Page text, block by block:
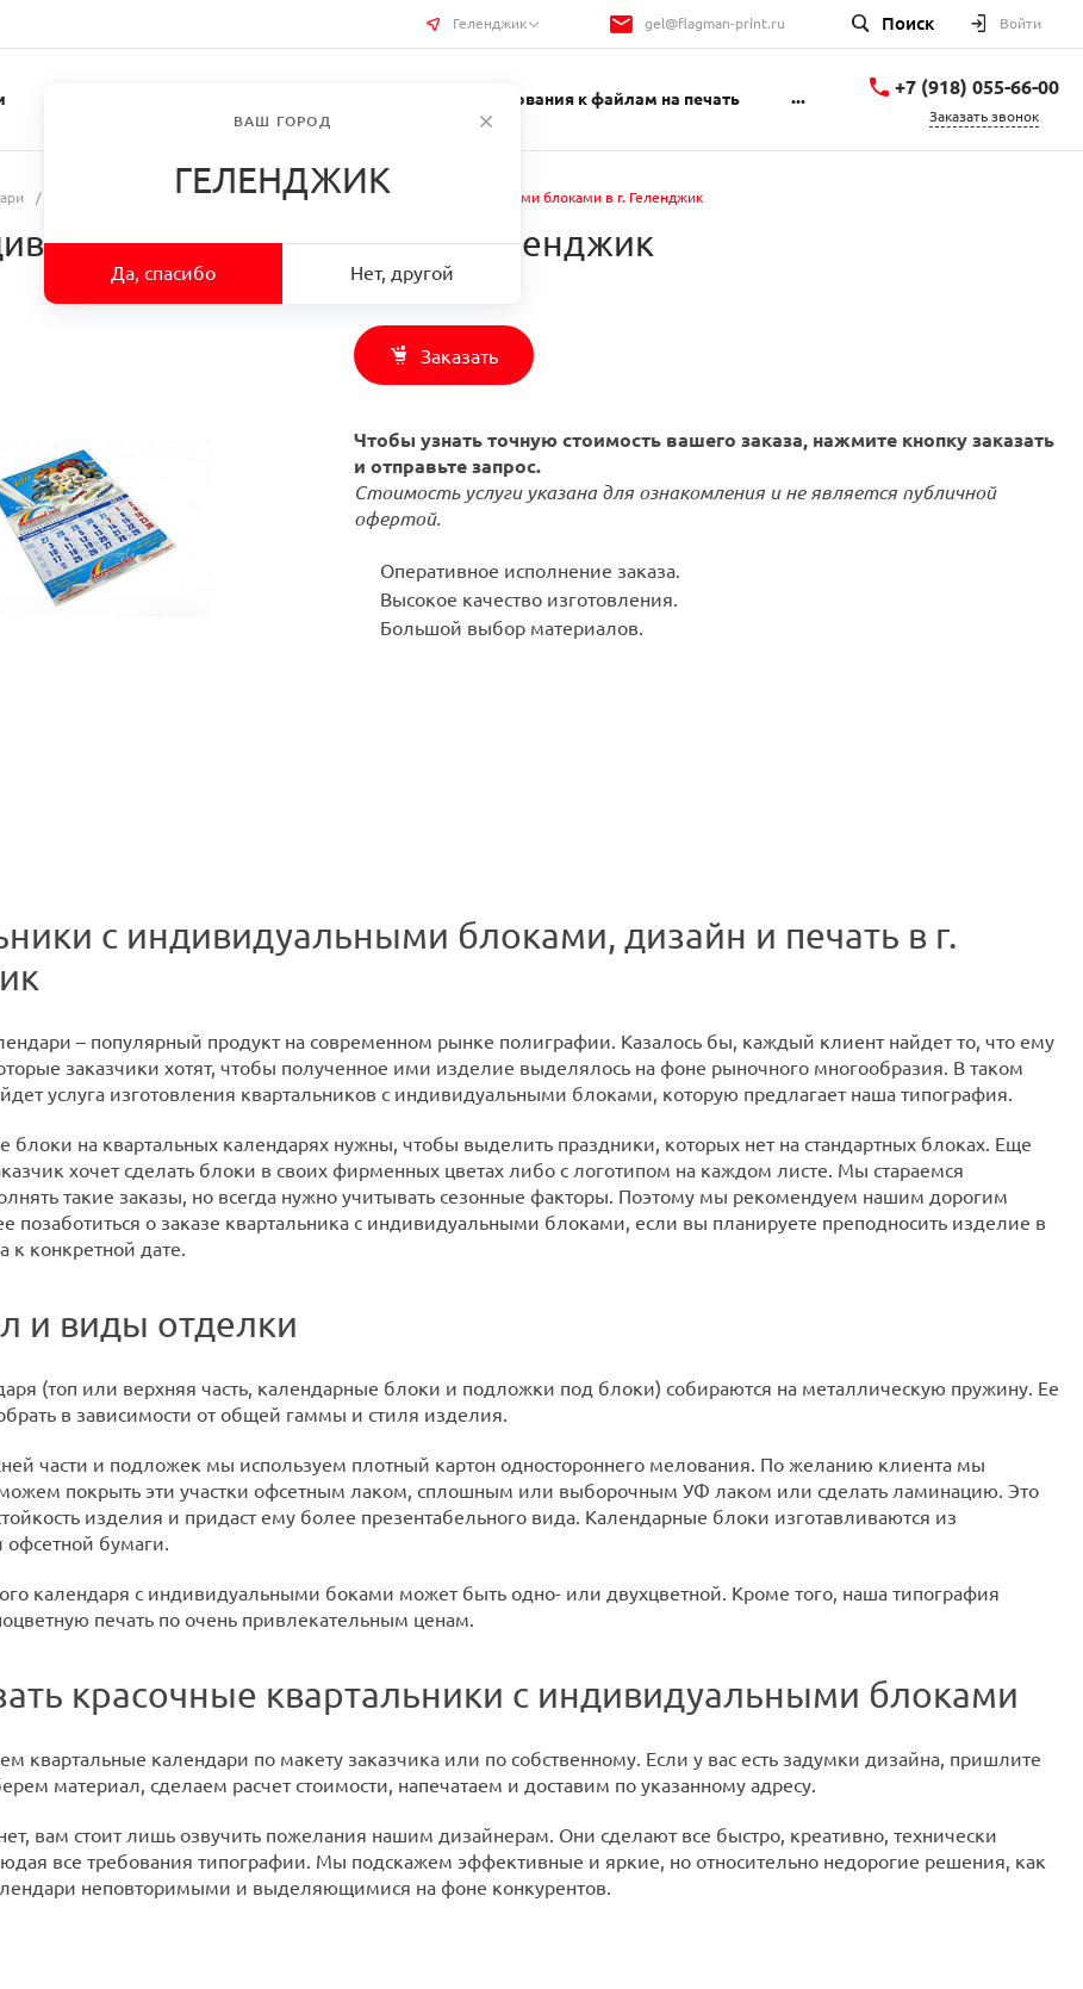
Геленджик gel@flagman-print.ru Поиск Войти
Требования к файлам на печать ... +7 (918) 055-66-00
Заказать звонок
/ Квартальные календари / Заказать Квартальники с индивидульными блоками в г. Геленджик
блоками в г. Геленджик
Заказать
Чтобы узнать точную стоимость вашего заказа, нажмите кнопку заказать
и отправьте запрос.
Стоимость услуги указана для ознакомления и не является публичной
офертой.
Оперативное исполнение заказа.
Высокое качество изготовления.
Большой выбор материалов.
с индивидуальными блоками, дизайн и печать в г.
– популярный продукт на современном рынке полиграфии. Казалось бы, каждый клиент найдет то, что ему
заказчики хотят, чтобы полученное ими изделие выделялось на фоне рыночного многообразия. В таком
услуга изготовления квартальников с индивидуальными блоками, которую предлагает наша типография.
блоки на квартальных календарях нужны, чтобы выделить праздники, которых нет на стандартных блоках. Еще
хочет сделать блоки в своих фирменных цветах либо с логотипом на каждом листе. Мы стараемся
такие заказы, но всегда нужно учитывать сезонные факторы. Поэтому мы рекомендуем нашим дорогим
позаботиться о заказе квартальника с индивидуальными блоками, если вы планируете преподносить изделие в
к конкретной дате.
и виды отделки
(топ или верхняя часть, календарные блоки и подложки под блоки) собираются на металлическую пружину. Ее
в зависимости от общей гаммы и стиля изделия.
части и подложек мы используем плотный картон одностороннего мелования. По желанию клиента мы
покрыть эти участки офсетным лаком, сплошным или выборочным УФ лаком или сделать ламинацию. Это
изделия и придаст ему более презентабельного вида. Календарные блоки изготавливаются из
бумаги.
календаря с индивидуальными боками может быть одно- или двухцветной. Кроме того, наша типография
печать по очень привлекательным ценам.
красочные квартальники с индивидуальными блоками
квартальные календари по макету заказчика или по собственному. Если у вас есть задумки дизайна, пришлите
материал, сделаем расчет стоимости, напечатаем и доставим по указанному адресу.
вам стоит лишь озвучить пожелания нашим дизайнерам. Они сделают все быстро, креативно, технически
все требования типографии. Мы подскажем эффективные и яркие, но относительно недорогие решения, как
неповторимыми и выделяющимися на фоне конкурентов.
ВАШ ГОРОД
ГЕЛЕНДЖИК
Да, спасибо Нет, другой